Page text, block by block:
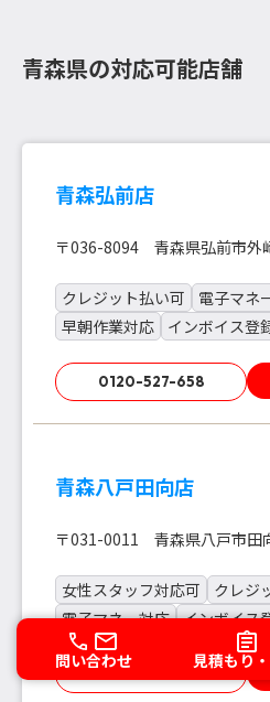
青森県の対応可能店舗
青森弘前店
〒036-8094 青森県弘前市外
クレジット払い可 電子マネ
早朝作業対応
インボイス登
0120-527-658
青森八戸田向店
〒031-0011 青森県八戸市田
女性スタッフ対応可
クレジ
電子マネー対応 インボイス
0120-745-182
問い合わせ 見積もり